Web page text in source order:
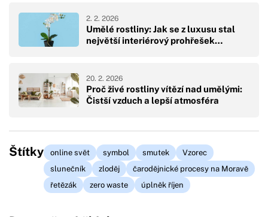
Umělé rostliny: Jak se z luxusu stal
největší interiérový prohřešek…
2. 2. 2026
Proč živé rostliny vítězí nad umělými:
Čistší vzduch a lepší atmosféra
20. 2. 2026
Štítky online svět symbol smutek
Vzorec
slunečník
zloděj
čarodějnické procesy na Moravě
řetězák
zero waste úplněk říjen